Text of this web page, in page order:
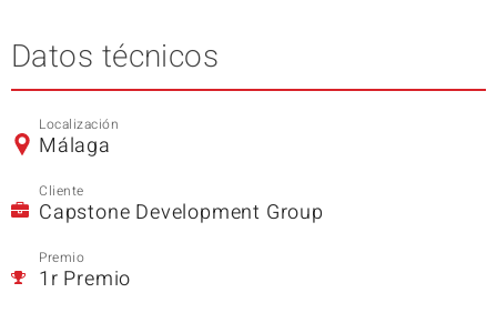
Datos técnicos
Localización
Málaga
Cliente
Capstone Development Group
Premio
1r Premio